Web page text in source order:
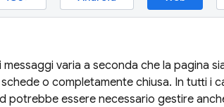
messaggi varia a seconda che la pagina
o completamente chiusa. In tutti i
potrebbe essere necessario gestire